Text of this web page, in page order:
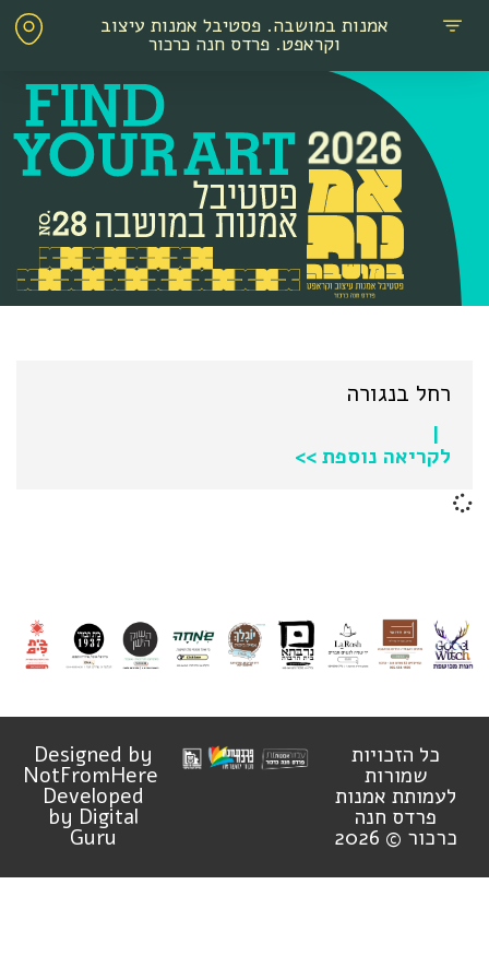
אמנות במושבה. פסטיבל אמנות עיצוב
וקראפט. פרדס חנה כרכור
רחל בנגורה
|
לקריאה נוספת >>
כל הזכויות
שמורות
לעמותת אמנות
פרדס חנה
כרכור © 2026
Designed by
NotFromHere
Developed
by Digital
Guru